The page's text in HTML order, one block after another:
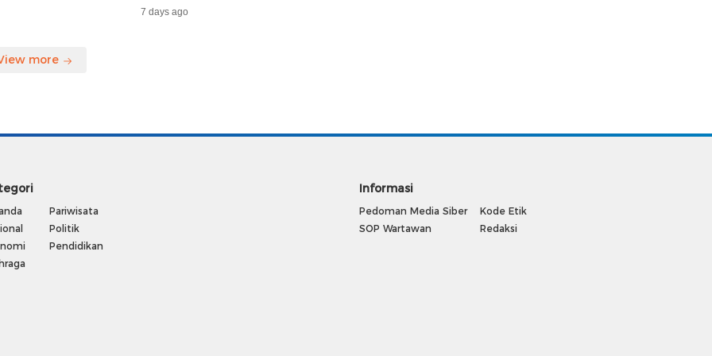
Samarinda, Keberangkatan
Penumpang Dialihkan
7 days ago
more
Pariwisata
Politik
Pendidikan
Informasi
Pedoman Media Siber
SOP Wartawan
Kode Etik
Redaksi